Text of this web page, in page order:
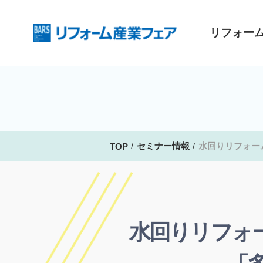
リフォー
TOP セミナー情報 水回りリフォ
水回りリフォ